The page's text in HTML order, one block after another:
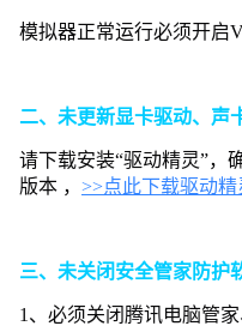
模拟器正常运行必须开启
二、未更新显卡驱动、声
请下载安装“驱动精灵”，
版本 ， >>点此下载驱动精
三、未关闭安全管家防护
1、必须关闭腾讯电脑管